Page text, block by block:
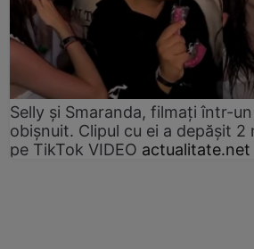
Selly și Smaranda, filmați într-
obișnuit. Clipul cu ei a depășit 2
pe TikTok VIDEO actualitate.net